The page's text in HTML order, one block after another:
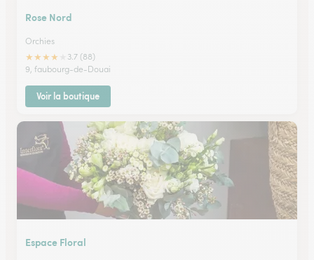
Rose Nord
Orchies
★★★★
3.7 (88)
9, faubourg-de-Douai
Voir la boutique
Espace Floral